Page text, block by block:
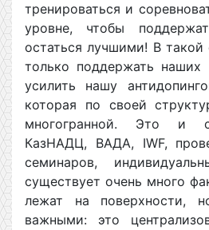
тренироваться и
уровне, чтобы
остаться лучшими! В
только поддержать наших
усилить нашу
которая по своей
многогранной. Это и
КазНАДЦ, ВАДА, IWF,
семинаров,
существует очень много
лежат на поверхности,
важными: это